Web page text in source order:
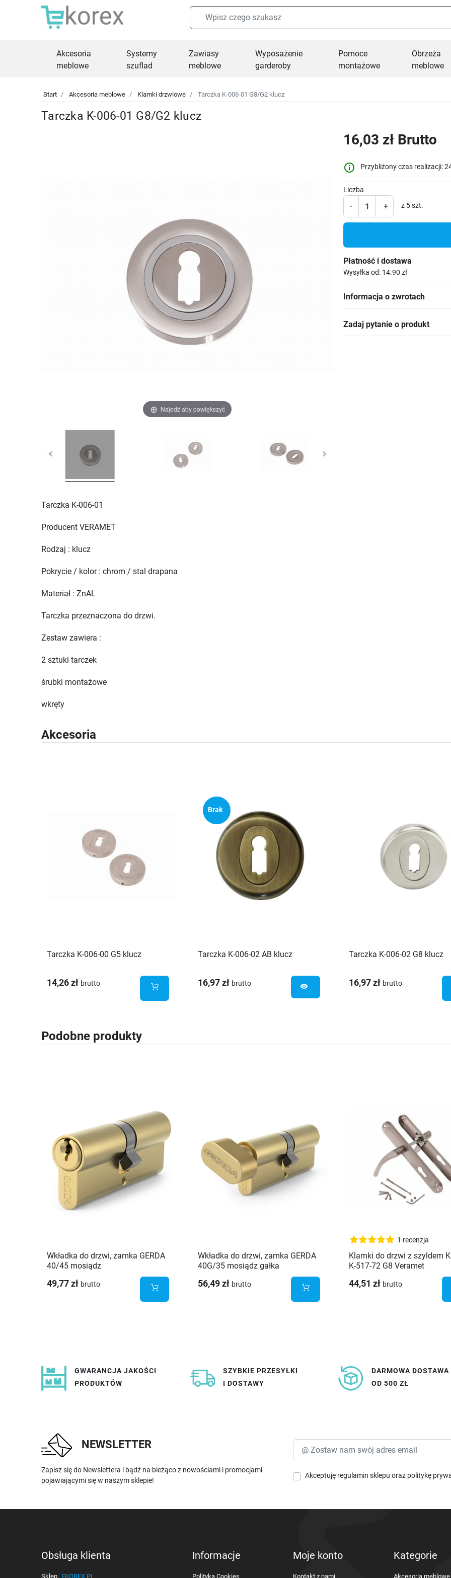
Akcesoria
meblowe
Systemy
szuflad
Zawiasy
meblowe
Wyposażenie
garderoby
Pomoce
montażowe
Obrzeża
meblowe
Start Akcesoria meblowe Klamki drzwiowe Tarczka K-006-01 G8/G2 klucz
Tarczka K-006-01 G8/G2 klucz
Najedź aby powiększyć
16,03 zł Brutto
info_outline Przybliżony czas realizacji:
Liczba
- + z 5 szt.
Płatność i dostawa
Wysyłka od: 14.90 zł
Informacja o zwrotach
Zadaj pytanie o produkt
Tarczka K-006-01
Producent VERAMET
Rodzaj : klucz
Pokrycie / kolor : chrom / stal drapana
Materiał : ZnAL
Tarczka przeznaczona do drzwi.
Zestaw zawiera :
2 sztuki tarczek
śrubki montażowe
wkręty
Akcesoria
Tarczka K-006-00 G5 klucz
14,26 zł brutto
Brak
Tarczka K-006-02 AB klucz
16,97 zł brutto visibility
Tarczka K-006-02 G8 klucz
16,97 zł brutto
Podobne produkty
Wkładka do drzwi, zamka GERDA
40/45 mosiądz
49,77 zł brutto
Wkładka do drzwi, zamka GERDA
40G/35 mosiądz gałka
56,49 zł brutto
1 recenzja
Klamki do drzwi z szyldem
K-517-72 G8 Veramet
44,51 zł brutto
GWARANCJA JAKOŚCI
PRODUKTÓW
SZYBKIE PRZESYŁKI
I DOSTAWY
DARMOWA DOSTAWA
OD 500 ZŁ
NEWSLETTER
Zapisz się do Newslettera i bądź na bieżąco z nowościami i promocjami
pojawiającymi się w naszym sklepie!
Akceptuję regulamin sklepu oraz politykę
Obsługa klienta
Sklep EKOREX.PL
Informacje
Polityka Cookies
Moje konto
Kontakt z nami
Kategorie
Akcesoria meblowe